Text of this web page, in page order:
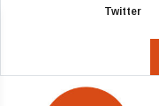
Twitter